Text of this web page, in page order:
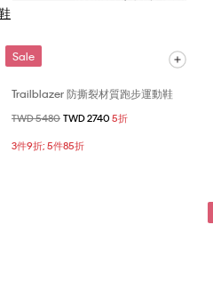
Sale
Trailblazer 防撕裂材質跑步運動鞋
價格扣減從
TWD 5480 至
TWD 2740 5折
3件9折; 5件85折